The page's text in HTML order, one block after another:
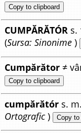
Copy to clipboard
CUMPĂRĂTÓR s.
(Sursa: Sinonime )
Cumpărător ≠
Copy to clipboard
cumpărătór s.
Ortografic ) Copy to